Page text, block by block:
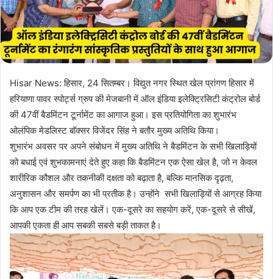
a
i
l
Hisar News: हिसार, 24 सितम्बर। विद्युत नगर स्थित खेल प्रांगण हिसार में
हरियाणा पावर स्पोर्ट्स ग्रुप की मेजबानी में ऑल इंडिया इलेक्ट्रिसिटी कंट्रोल बोर्ड
की 47वीं बैडमिंटन टूर्नामेंट का आगाज हुआ। इस प्रतियोगिता का शुभारंभ
ओलंपिक मेडलिस्ट बॉक्सर विजेंदर सिंह ने बतौर मुख्य अतिथि किया।
शुभारंभ अवसर पर अपने संबोधन में मुख्य अतिथि ने बैडमिंटन के सभी खिलाड़ियों
को बधाई एवं शुभकामनाएं देते हुए कहा कि बैडमिंटन एक ऐसा खेल है, जो न केवल
शारीरिक कौशल और तकनीकी दक्षता को बढ़ाता है, बल्कि मानसिक दृढ़ता,
अनुशासन और समर्पण का भी प्रतीक है। उन्होंने सभी खिलाड़ियों से आग्रह किया
कि आप एक टीम की तरह खेलें। एक-दूसरे का सहयोग करें, एक-दूसरे से सीखें,
आपकी एकता ही आप सबकी सबसे बड़ी ताकत है।